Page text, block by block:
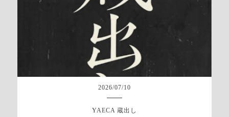
2026/07/10
YAECA 蔵出し